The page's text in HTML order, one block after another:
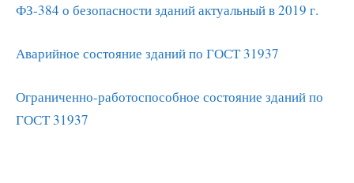
ФЗ-384 о безопасности зданий актуальный в 2019 г.
Аварийное состояние зданий по ГОСТ 31937
Ограниченно-работоспособное состояние зданий по
ГОСТ 31937